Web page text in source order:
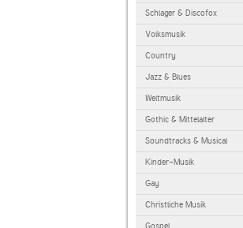
Schlager & Discofox
Volksmusik
Country
Jazz & Blues
Weltmusik
Gothic & Mittelalter
Soundtracks & Musical
Kinder-Musik
Gay
Christliche Musik